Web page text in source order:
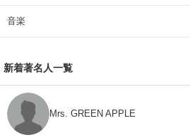
音楽
新着著名人一覧
Mrs. GREEN APPLE